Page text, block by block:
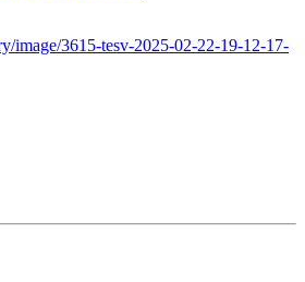
image/3615-tesv-2025-02-22-19-12-17-